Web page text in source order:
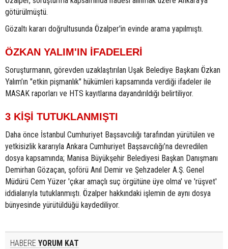
götürülmüştü.
Gözaltı kararı doğrultusunda Özalper'in evinde arama yapılmıştı.
ÖZKAN YALIM'IN İFADELERİ
Soruşturmanın, görevden uzaklaştırılan Uşak Belediye Başkanı Özkan
Yalım’ın "etkin pişmanlık" hükümleri kapsamında verdiği ifadeler ile
MASAK raporları ve HTS kayıtlarına dayandırıldığı belirtiliyor.
3 KİŞİ TUTUKLANMIŞTI
Daha önce İstanbul Cumhuriyet Başsavcılığı tarafından yürütülen ve
yetkisizlik kararıyla Ankara Cumhuriyet Başsavcılığı’na devredilen
dosya kapsamında; Manisa Büyükşehir Belediyesi Başkan Danışmanı
Demirhan Gözaçan, şoförü Anıl Demir ve Şehzadeler A.Ş. Genel
Müdürü Cem Yüzer 'çıkar amaçlı suç örgütüne üye olma' ve 'rüşvet'
iddialarıyla tutuklanmıştı. Özalper hakkındaki işlemin de aynı dosya
bünyesinde yürütüldüğü kaydediliyor.
HABERE YORUM KAT